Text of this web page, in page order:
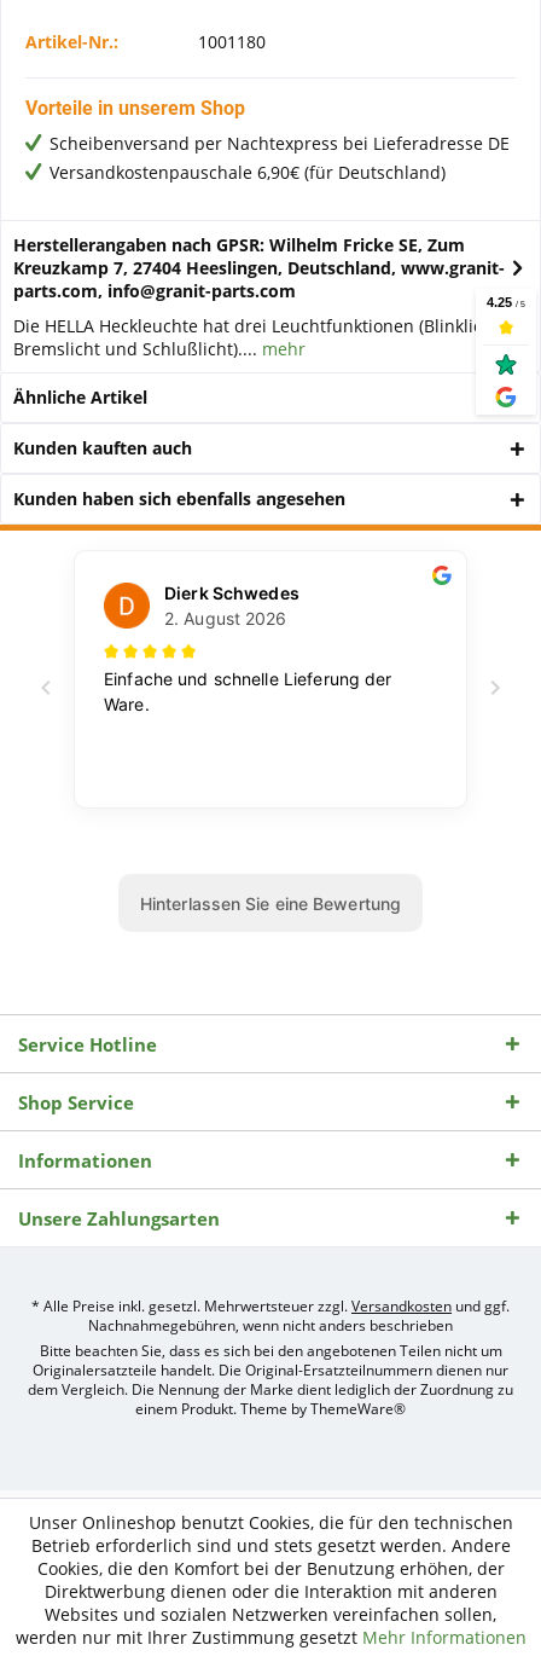
Artikel-Nr.: 1001180
Vorteile in unserem Shop
Scheibenversand per Nachtexpress bei Lieferadresse DE
Versandkostenpauschale 6,90€ (für Deutschland)
Herstellerangaben nach GPSR: Wilhelm Fricke SE, Zum
Kreuzkamp 7, 27404 Heeslingen, Deutschland, www.granit-
parts.com, info@granit-parts.com
Die HELLA Heckleuchte hat drei Leuchtfunktionen (Blinklicht,
Bremslicht und Schlußlicht).... mehr
Ähnliche Artikel
Kunden kauften auch
Kunden haben sich ebenfalls angesehen
Service Hotline
Shop Service
Informationen
Unsere Zahlungsarten
* Alle Preise inkl. gesetzl. Mehrwertsteuer zzgl.Versandkosten und ggf.
Nachnahmegebühren, wenn nicht anders beschrieben
Bitte beachten Sie, dass es sich bei den angebotenen Teilen nicht um
Originalersatzteile handelt. Die Original-Ersatzteilnummern dienen nur
dem Vergleich. Die Nennung der Marke dient lediglich der Zuordnung zu
einem Produkt. Theme byThemeWare®
Shops
durch
nitio
mediasign,
Ihre
Unser Onlineshop benutzt Cookies, die für den technischen
Betrieb erforderlich sind und stets gesetzt werden. Andere
Cookies, die den Komfort bei der Benutzung erhöhen, der
Direktwerbung dienen oder die Interaktion mit anderen
Websites und sozialen Netzwerken vereinfachen sollen,
werden nur mit Ihrer Zustimmung gesetzt Mehr Informationen